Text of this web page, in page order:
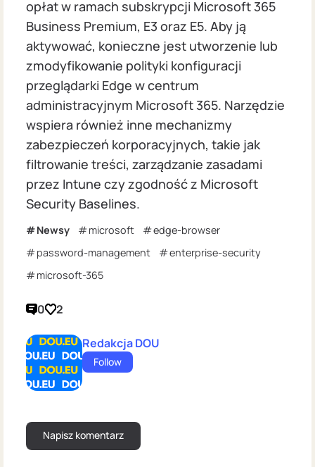
opłat w ramach subskrypcji Microsoft 365
Business Premium, E3 oraz E5. Aby ją
aktywować, konieczne jest utworzenie lub
zmodyfikowanie polityki konfiguracji
przeglądarki Edge w centrum
administracyjnym Microsoft 365. Narzędzie
wspiera również inne mechanizmy
zabezpieczeń korporacyjnych, takie jak
filtrowanie treści, zarządzanie zasadami
przez Intune czy zgodność z Microsoft
Security Baselines.
Newsy microsoft
edge-browser
password-management
enterprise-security
microsoft-365
0 2
Redakcja DOU
Follow